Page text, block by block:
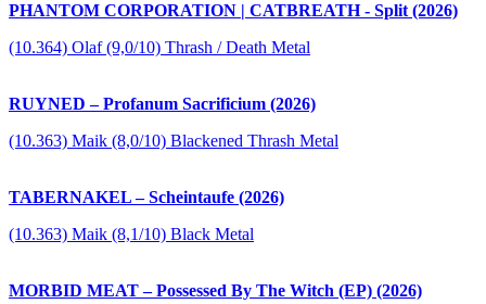
PHANTOM CORPORATION | CATBREATH - Split (2026)
(10.364) Olaf (9,0/10) Thrash / Death Metal
RUYNED – Profanum Sacrificium (2026)
(10.363) Maik (8,0/10) Blackened Thrash Metal
TABERNAKEL – Scheintaufe (2026)
(10.363) Maik (8,1/10) Black Metal
MORBID MEAT – Possessed By The Witch (EP) (2026)